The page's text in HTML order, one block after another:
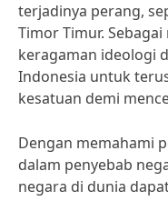
terjadinya perang,
Timor Timur.
keragaman ideologi
Indonesia untuk
kesatuan demi
Dengan memahami
dalam penyebab
negara di dunia